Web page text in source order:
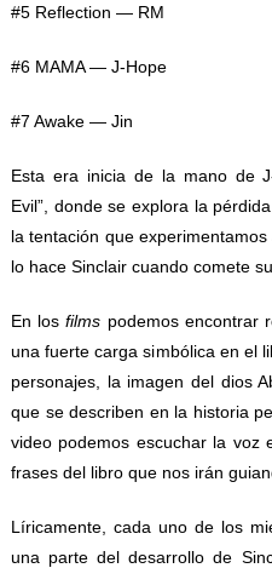
#5 Reflection — RM
#6 MAMA — J-Hope
#7 Awake — Jin
Esta era inicia de la mano de
Evil”, donde se explora la
la tentación que
lo hace Sinclair cuando comete
En losfilms podemos encontrar
una fuerte carga simbólica en el
personajes, la imagen del dios
que se describen en la historia
video podemos escuchar la voz
frases del libro que nos irán
Líricamente, cada uno de los
una parte del desarrollo de